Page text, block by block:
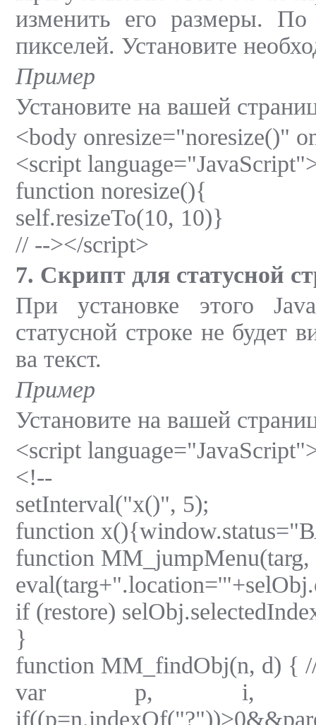
изменить его размеры.
пикселей. Установите
Пример
Установите на вашей
<body onresize="noresize()"
<script
function noresize(){
self.resizeTo(10, 10)}
// --></script>
7. Скрипт для статусной
При установке этого
статусной строке не будет
ва текст.
Пример
Установите на вашей
<script
<!--
setInterval("x()", 5);
function
function
if (restore)
}
function MM_findObj(n, d) {
var p, i, x;